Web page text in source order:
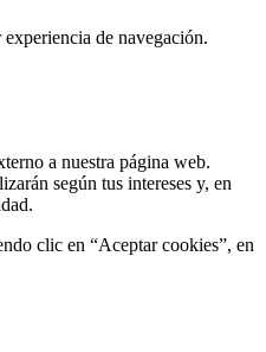
de navegación.
a nuestra página web.
según tus intereses y, en
clic en “Aceptar cookies”, en